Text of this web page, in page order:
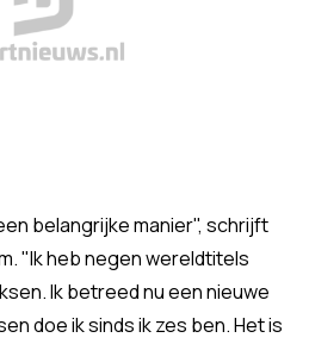
belangrijke manier", schrijft
"Ik heb negen wereldtitels
Ik betreed nu een nieuwe
doe ik sinds ik zes ben. Het is